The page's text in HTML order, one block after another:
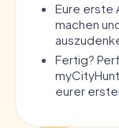
Eure erste
machen
Fertig?
eurer